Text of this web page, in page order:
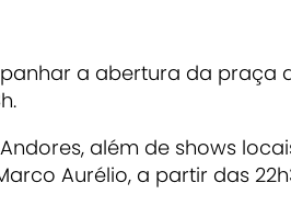
a abertura da praça
além de shows
Aurélio, a partir das